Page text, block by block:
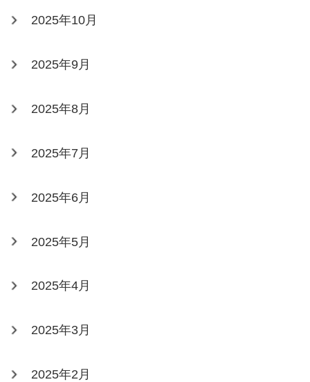
2025年10月
2025年9月
2025年8月
2025年7月
2025年6月
2025年5月
2025年4月
2025年3月
2025年2月